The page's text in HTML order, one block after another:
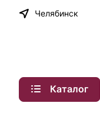
Челябинск
Каталог